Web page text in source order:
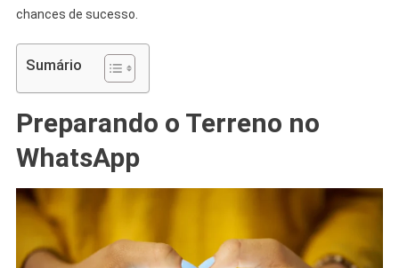
chances de sucesso.
Sumário
Preparando o Terreno no
WhatsApp